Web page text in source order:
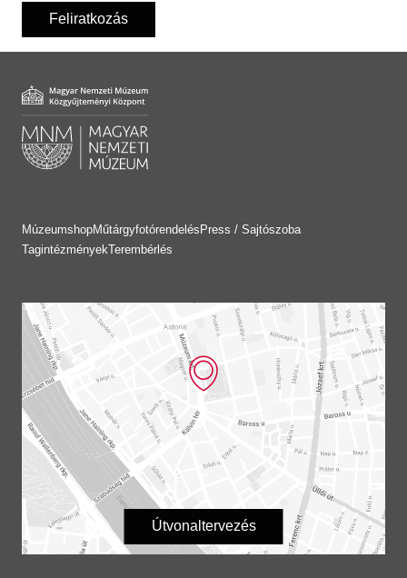
Feliratkozás
MúzeumshopMűtárgyfotórendelésPress / Sajtószoba
TagintézményekTerembérlés
Útvonaltervezés